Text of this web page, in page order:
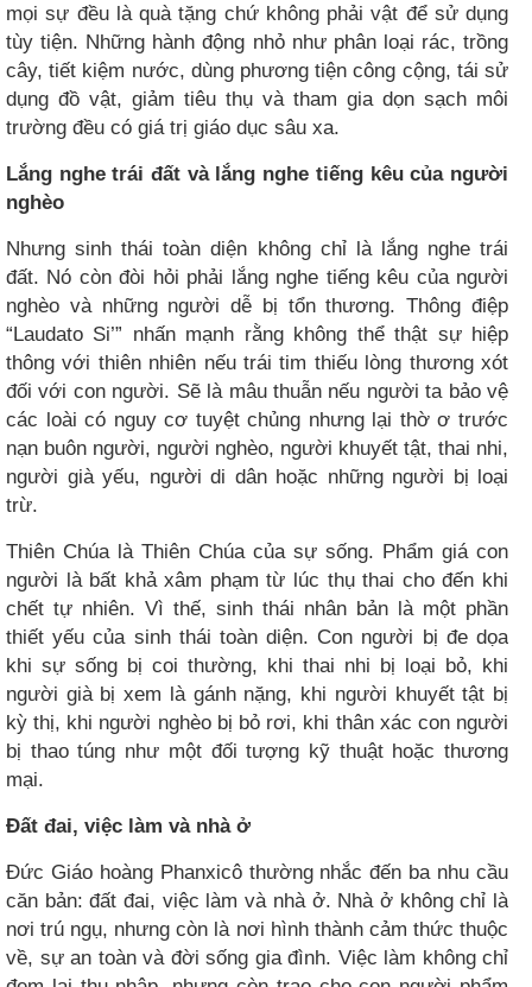
mọi sự đều là quà tặng chứ không phải vật để sử dụng
tùy tiện. Những hành động nhỏ như phân loại rác, trồng
cây, tiết kiệm nước, dùng phương tiện công cộng, tái sử
dụng đồ vật, giảm tiêu thụ và tham gia dọn sạch môi
trường đều có giá trị giáo dục sâu xa.
Lắng nghe trái đất và lắng nghe tiếng kêu của người
nghèo
Nhưng sinh thái toàn diện không chỉ là lắng nghe trái
đất. Nó còn đòi hỏi phải lắng nghe tiếng kêu của người
nghèo và những người dễ bị tổn thương. Thông điệp
“Laudato Si’” nhấn mạnh rằng không thể thật sự hiệp
thông với thiên nhiên nếu trái tim thiếu lòng thương xót
đối với con người. Sẽ là mâu thuẫn nếu người ta bảo vệ
các loài có nguy cơ tuyệt chủng nhưng lại thờ ơ trước
nạn buôn người, người nghèo, người khuyết tật, thai nhi,
người già yếu, người di dân hoặc những người bị loại
trừ.
Thiên Chúa là Thiên Chúa của sự sống. Phẩm giá con
người là bất khả xâm phạm từ lúc thụ thai cho đến khi
chết tự nhiên. Vì thế, sinh thái nhân bản là một phần
thiết yếu của sinh thái toàn diện. Con người bị đe dọa
khi sự sống bị coi thường, khi thai nhi bị loại bỏ, khi
người già bị xem là gánh nặng, khi người khuyết tật bị
kỳ thị, khi người nghèo bị bỏ rơi, khi thân xác con người
bị thao túng như một đối tượng kỹ thuật hoặc thương
mại.
Đất đai, việc làm và nhà ở
Đức Giáo hoàng Phanxicô thường nhắc đến ba nhu cầu
căn bản: đất đai, việc làm và nhà ở. Nhà ở không chỉ là
nơi trú ngụ, nhưng còn là nơi hình thành cảm thức thuộc
về, sự an toàn và đời sống gia đình. Việc làm không chỉ